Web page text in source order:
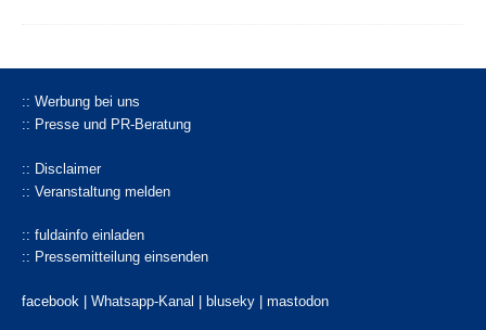
:: Werbung bei uns
:: Presse und PR-Beratung
:: Disclaimer
:: Veranstaltung melden
:: fuldainfo einladen
:: Pressemitteilung einsenden
facebook | Whatsapp-Kanal bluseky mastodon